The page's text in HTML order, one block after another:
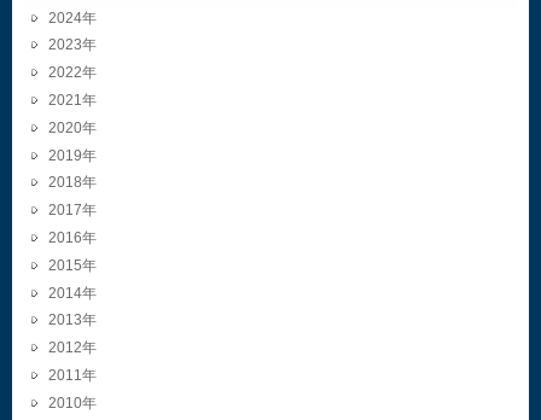
2024
2023
2022
2021
2020
2019
2018
2017
2016
2015
2014
2013
2012
2011
2010